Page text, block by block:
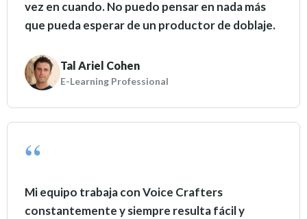
vez en cuando. No puedo pensar en nada más
que pueda esperar de un productor de doblaje.
Tal Ariel Cohen
E-Learning Professional
Mi equipo trabaja con Voice Crafters
constantemente y siempre resulta fácil y